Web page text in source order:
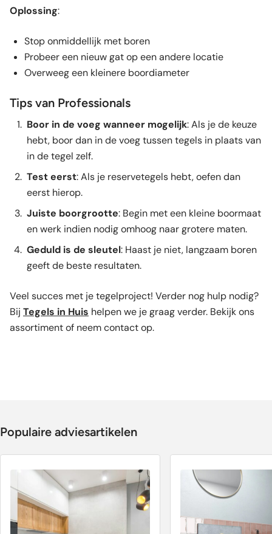
Oplossing:
Stop onmiddellijk met boren
Probeer een nieuw gat op een andere locatie
Overweeg een kleinere boordiameter
Tips van Professionals
Boor in de voeg wanneer mogelijk: Als je de keuze
hebt, boor dan in de voeg tussen tegels in plaats van
in de tegel zelf.
Test eerst: Als je reservetegels hebt, oefen dan
eerst hierop.
Juiste boorgrootte: Begin met een kleine boormaat
en werk indien nodig omhoog naar grotere maten.
Geduld is de sleutel: Haast je niet, langzaam boren
geeft de beste resultaten.
Veel succes met je tegelproject! Verder nog hulp nodig?
Bij Tegels in Huis helpen we je graag verder. Bekijk ons
assortiment of neem contact op.
Populaire adviesartikelen